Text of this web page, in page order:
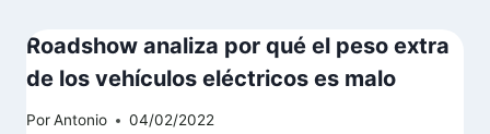
Roadshow analiza por qué el peso extra
de los vehículos eléctricos es malo
PorAntonio 04/02/2022